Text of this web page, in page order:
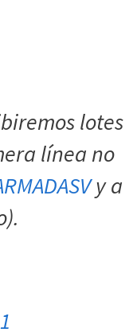
lotes
línea no
y a